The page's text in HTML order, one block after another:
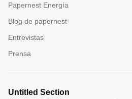
Papernest Energía
Blog de papernest
Entrevistas
Prensa
Untitled Section